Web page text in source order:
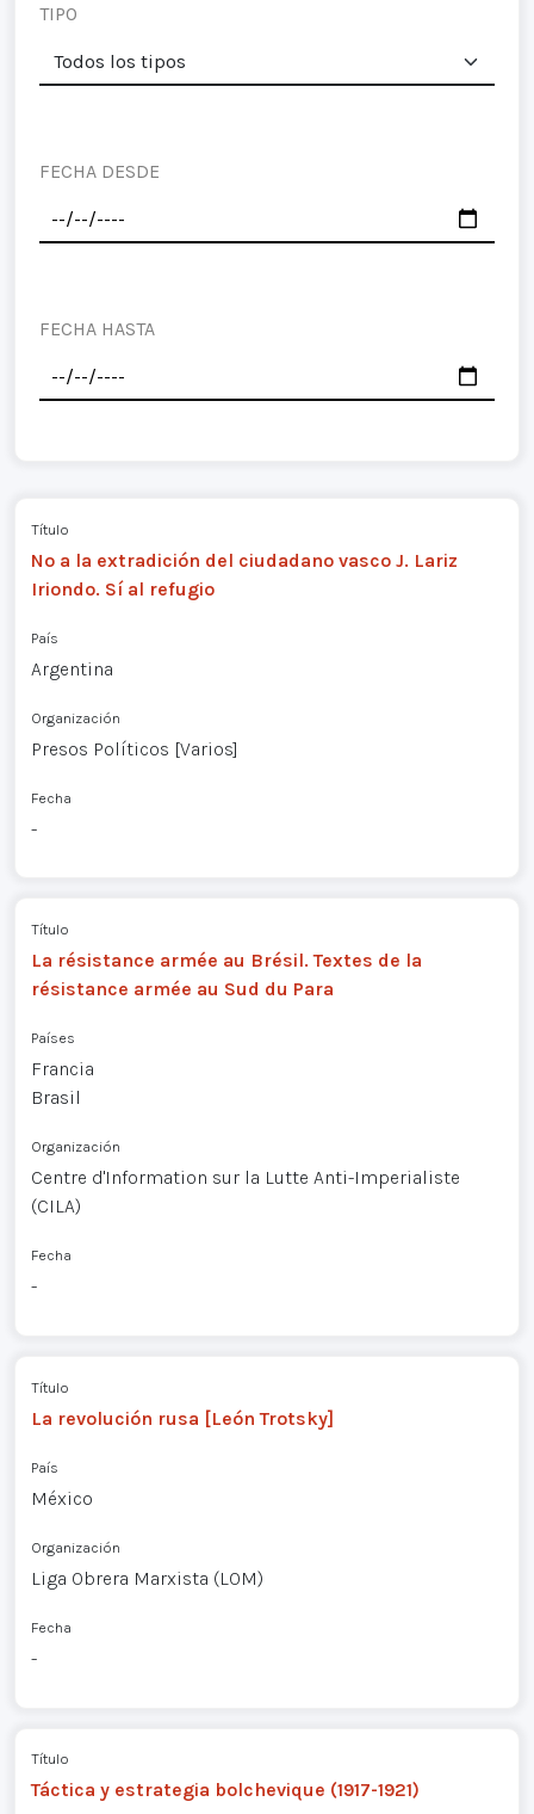
TIPO
FECHA DESDE
FECHA HASTA
Título
No a la extradición del ciudadano vasco J. Lariz
Iriondo. Sí al refugio
País
Argentina
Organización
Presos Políticos [Varios]
Fecha
-
Título
La résistance armée au Brésil. Textes de la
résistance armée au Sud du Para
Países
Francia
Brasil
Organización
Centre d'Information sur la Lutte Anti-Imperialiste
(CILA)
Fecha
-
Título
La revolución rusa [León Trotsky]
País
México
Organización
Liga Obrera Marxista (LOM)
Fecha
-
Título
Táctica y estrategia bolchevique (1917-1921)